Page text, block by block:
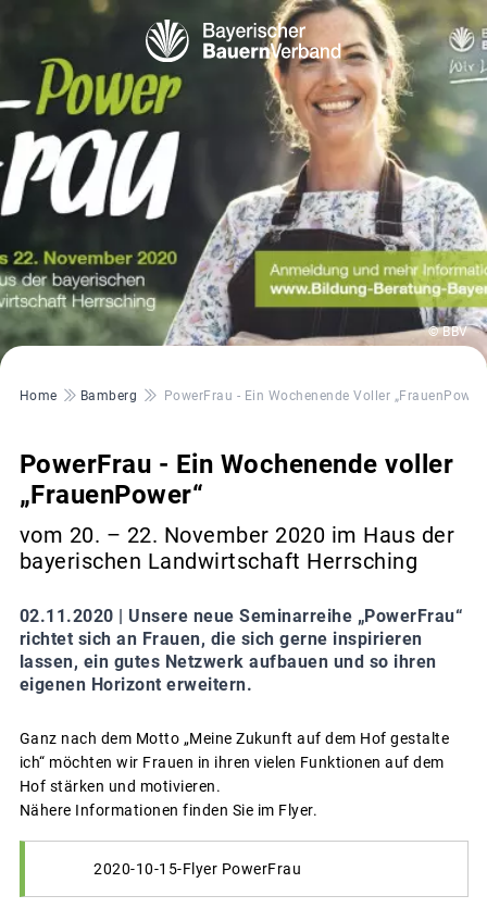
© BBV
Pfadnavigation
Home Bamberg PowerFrau - Ein Wochenende Voller „FrauenPower“
PowerFrau - Ein Wochenende voller
„FrauenPower“
vom 20. – 22. November 2020 im Haus der
bayerischen Landwirtschaft Herrsching
02.11.2020 | Unsere neue Seminarreihe „PowerFrau“
richtet sich an Frauen, die sich gerne inspirieren
lassen, ein gutes Netzwerk aufbauen und so ihren
eigenen Horizont erweitern.
Ganz nach dem Motto „Meine Zukunft auf dem Hof gestalte
ich“ möchten wir Frauen in ihren vielen Funktionen auf dem
Hof stärken und motivieren.
Nähere Informationen finden Sie im Flyer.
2020-10-15-Flyer PowerFrau